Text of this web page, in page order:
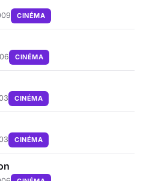
CINÉMA
CINÉMA
CINÉMA
CINÉMA